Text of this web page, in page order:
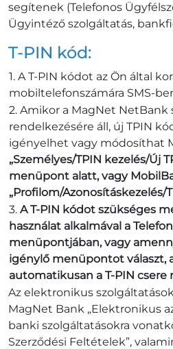
segítenek (Telefonos
Ügyintéző szolgáltatás,
T-PIN kód:
A T-PIN kódot az Ön által
mobiltelefonszámára SMS-
Amikor a MagNet NetBank
rendelkezésére áll, új TPIN
igényelhet vagy módosíthat
„Személyes/TPIN kezelés/Új
menüpont alatt, vagy
„Profilom/Azonosításkezelés/
A T-PIN kódot szükséges
használat alkalmával a
menüpontjában, vagy
igénylő menüpontot választ,
automatikusan a T-PIN
Az elektronikus
MagNet Bank „Elektronikus
banki szolgáltatásokra
Szerződési Feltételek”,